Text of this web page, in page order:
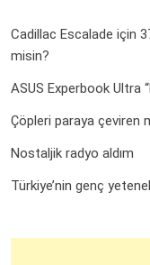
Cadillac Escalade için
misin?
ASUS Experbook Ultra
Çöpleri paraya çeviren
Nostaljik radyo aldım
Türkiye’nin genç